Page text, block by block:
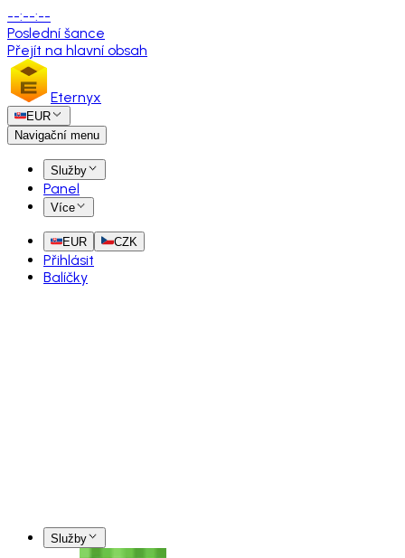
--:--:--
Poslední šance
Přejít na hlavní obsah
Eternyx
EUR
Navigační menu
Služby
Panel
Více
EUR CZK
Přihlásit
Balíčky
Služby